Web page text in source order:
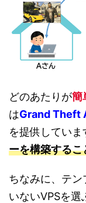
どのあたりが簡
はGrand Theft
を提供していま
ーを構築する
ちなみに、テ
いないVPSを